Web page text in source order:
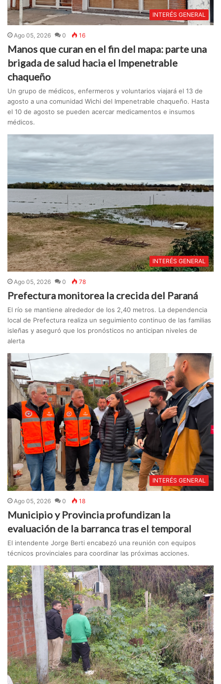
INTERÉS GENERAL
Ago 05, 2026 0 16
Manos que curan en el fin del mapa: parte una
brigada de salud hacia el Impenetrable
chaqueño
Un grupo de médicos, enfermeros y voluntarios viajará el 13 de
agosto a una comunidad Wichi del Impenetrable chaqueño. Hasta
el 10 de agosto se pueden acercar medicamentos e insumos
médicos.
INTERÉS GENERAL
Ago 05, 2026 0 78
Prefectura monitorea la crecida del Paraná
El río se mantiene alrededor de los 2,40 metros. La dependencia
local de Prefectura realiza un seguimiento continuo de las familias
isleñas y aseguró que los pronósticos no anticipan niveles de
alerta
INTERÉS GENERAL
Ago 05, 2026 0 18
Municipio y Provincia profundizan la
evaluación de la barranca tras el temporal
El intendente Jorge Berti encabezó una reunión con equipos
técnicos provinciales para coordinar las próximas acciones.